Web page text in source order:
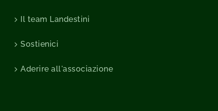
Il team Landestini
Sostienici
Aderire all'associazione